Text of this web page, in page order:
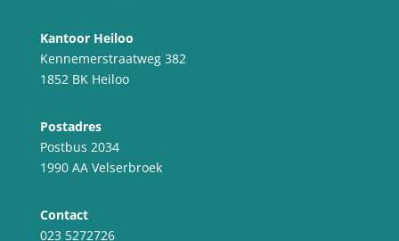
Kantoor Heiloo
Kennemerstraatweg 382
1852 BK Heiloo
Postadres
Postbus 2034
1990 AA Velserbroek
Contact
023 5272726